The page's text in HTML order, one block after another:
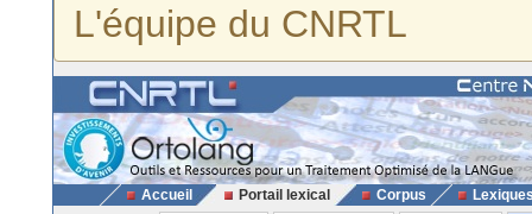
L'équipe du CNRTL
Accueil Portail lexical Corpus